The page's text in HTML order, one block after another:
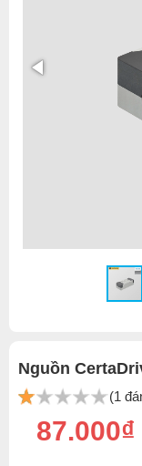
Nguồn
(1
87.000₫